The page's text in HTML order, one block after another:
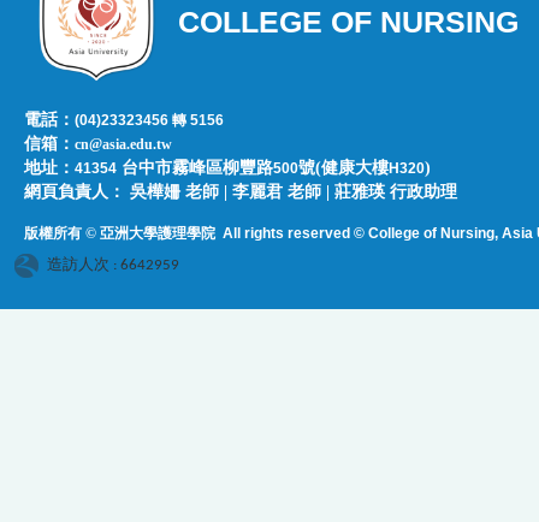
COLLEGE OF NURSING
電話：(04)23323456 轉 5156
信箱：cn@asia.edu.tw
地址：41354 台中市霧峰區柳豐路500號(健康大樓H320)
網頁負責人：​​​ ​吳樺姍 老師 | 李麗君 老師 | 莊雅瑛 行政助理
版權所有 © 亞洲大學護理學院All rights reserved © College of Nursing, Asia
造訪人次 : 6642959